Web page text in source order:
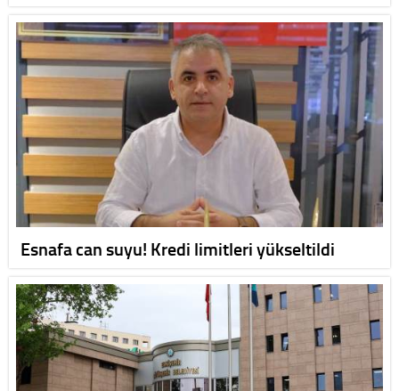
Esnafa can suyu! Kredi limitleri yükseltildi